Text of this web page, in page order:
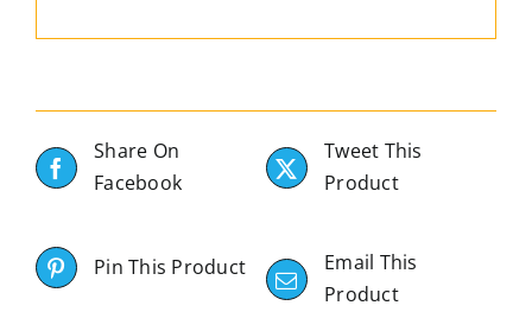
Share On
Facebook
Tweet This
Product
Pin This Product
Email This
Product